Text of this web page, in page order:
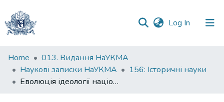
Log In (current)
Communities
&
Collections
Home
013. Видання НаУКМА
Наукові записки НаУКМА
156: Історичні науки
Еволюція ідеології націонал-соціалізму щодо України протягом 1933–1942 рр